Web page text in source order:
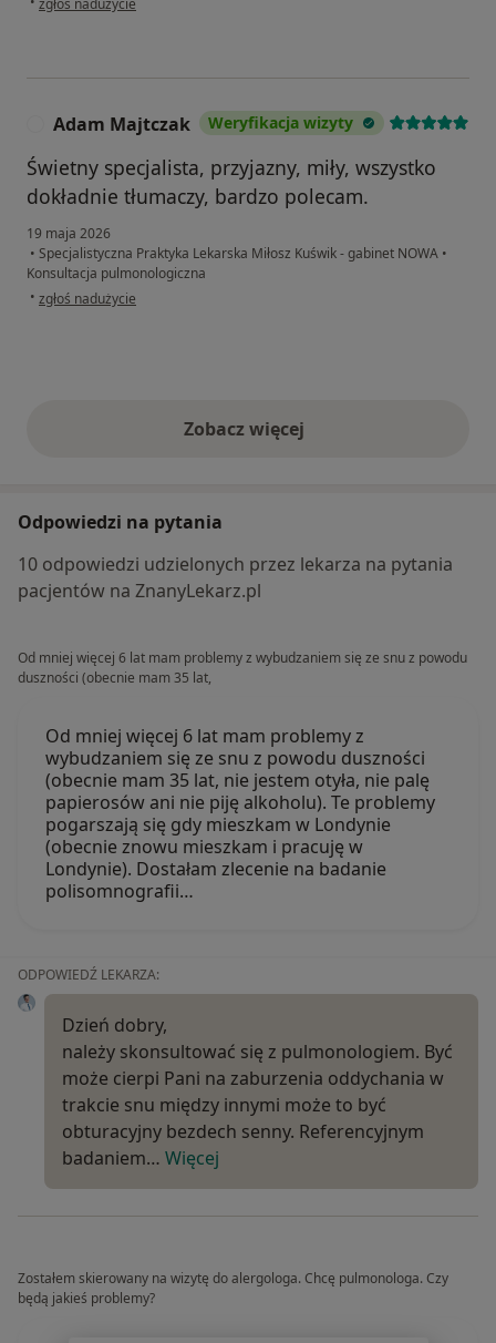
zgłoś nadużycie
Adam Majtczak Weryfikacja wizyty
Świetny specjalista, przyjazny, miły, wszystko
dokładnie tłumaczy, bardzo polecam.
19 maja 2026
• Specjalistyczna Praktyka Lekarska Miłosz Kuświk - gabinet NOWA •
Konsultacja pulmonologiczna
• w opinii użytkownika Adam Majtczak
zgłoś nadużycie
Zobacz więcejopinie powyżej
Odpowiedzi na pytania
10 odpowiedzi udzielonych przez lekarza na pytania
pacjentów na ZnanyLekarz.pl
Od mniej więcej 6 lat mam problemy z wybudzaniem się ze snu z powodu
duszności (obecnie mam 35 lat,
Od mniej więcej 6 lat mam problemy z
wybudzaniem się ze snu z powodu duszności
(obecnie mam 35 lat, nie jestem otyła, nie palę
papierosów ani nie piję alkoholu). Te problemy
pogarszają się gdy mieszkam w Londynie
(obecnie znowu mieszkam i pracuję w
Londynie). Dostałam zlecenie na badanie
polisomnografii…
ODPOWIEDŹ LEKARZA:
Dzień dobry,
należy skonsultować się z pulmonologiem. Być
może cierpi Pani na zaburzenia oddychania w
trakcie snu między innymi może to być
obturacyjny bezdech senny. Referencyjnym
badaniem… Więcej
Zostałem skierowany na wizytę do alergologa. Chcę pulmonologa. Czy
będą jakieś problemy?